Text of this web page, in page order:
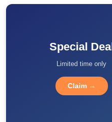
Special
Limited time only
Claim →